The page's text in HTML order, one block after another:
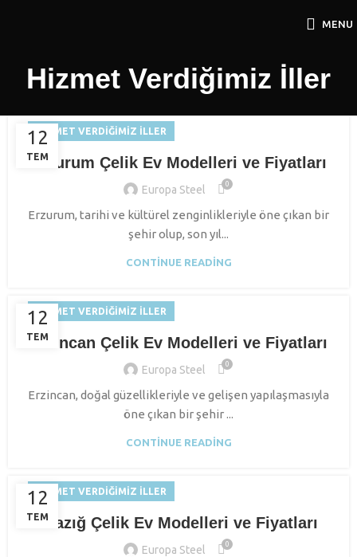
MENU
Hizmet Verdiğimiz İller
12
TEM
HIZMET VERDIĞIMIZ İLLER
Erzurum Çelik Ev Modelleri ve Fiyatları
Europa Steel 0
Erzurum, tarihi ve kültürel zenginlikleriyle öne çıkan bir
şehir olup, son yıl...
CONTINUE READING
12
TEM
HIZMET VERDIĞIMIZ İLLER
Erzincan Çelik Ev Modelleri ve Fiyatları
Europa Steel 0
Erzincan, doğal güzellikleriyle ve gelişen yapılaşmasıyla
öne çıkan bir şehir ...
CONTINUE READING
12
TEM
HIZMET VERDIĞIMIZ İLLER
Elazığ Çelik Ev Modelleri ve Fiyatları
Europa Steel 0